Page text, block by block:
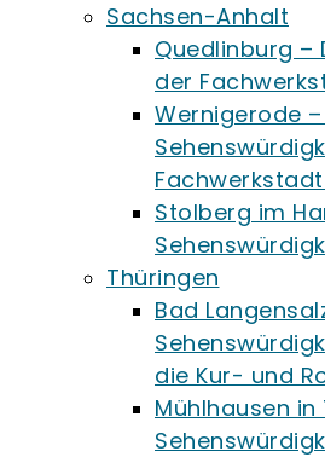
Sachsen-Anhalt
Quedlinburg –
der
Wernigerode
Stolberg im
Thüringen
Bad
die Kur- und
Mühlhausen